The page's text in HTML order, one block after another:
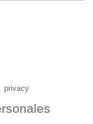
privacy